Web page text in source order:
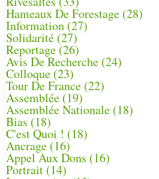
Hameaux De Forestage (28)
Information (27)
Solidarité (27)
Reportage(26)
Avis De Recherche (24)
Colloque (23)
Tour De France (22)
Assemblée (19)
Assemblée Nationale (18)
Bias (18)
C'est Quoi ! (18)
Ancrage (16)
Appel Aux Dons (16)
Portrait (14)